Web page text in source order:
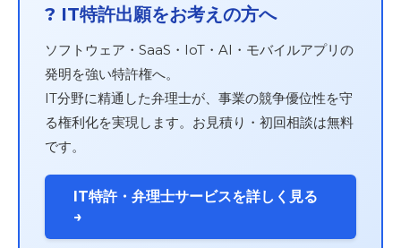
? IT特許出願をお考えの方へ
ソフトウェア・SaaS・IoT・AI・モバイルアプリの
発明を強い特許権へ。
IT分野に精通した弁理士が、事業の競争優位性を守
る権利化を実現します。お見積り・初回相談は無料
です。
IT特許・弁理士サービスを詳しく見る
→